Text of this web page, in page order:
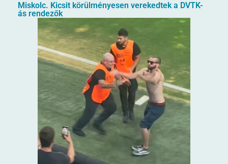
Miskolc. Kicsit körülményesen verekedtek a DVTK-
ás rendezők